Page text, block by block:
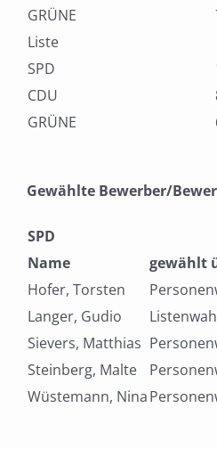
GRÜNE
Liste
SPD
CDU
GRÜNE
Gewählte Bewerber/
SPD
Name
gewählt
Hofer, Torsten
Langer, Gudio
Sievers, Matthias
Steinberg, Malte
Wüstemann, Nina